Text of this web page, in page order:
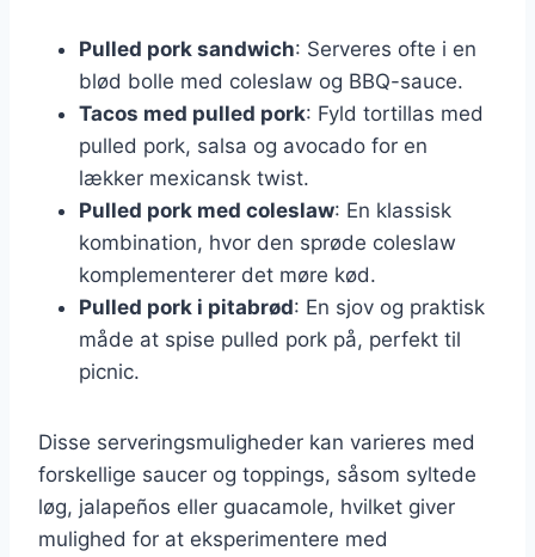
Pulled pork sandwich: Serveres ofte i en
blød bolle med coleslaw og BBQ-sauce.
Tacos med pulled pork: Fyld tortillas med
pulled pork, salsa og avocado for en
lækker mexicansk twist.
Pulled pork med coleslaw: En klassisk
kombination, hvor den sprøde coleslaw
komplementerer det møre kød.
Pulled pork i pitabrød: En sjov og praktisk
måde at spise pulled pork på, perfekt til
picnic.
Disse serveringsmuligheder kan varieres med
forskellige saucer og toppings, såsom syltede
løg, jalapeños eller guacamole, hvilket giver
mulighed for at eksperimentere med